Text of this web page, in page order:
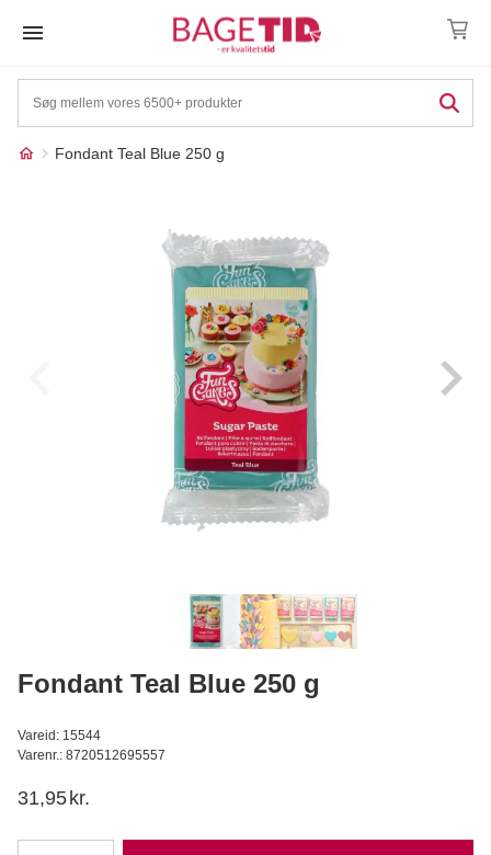
Fondant Teal Blue 250 g
disse produkter have din
Fondant Botanical Green 250 g
Læg i kurv
Fondant Teal Blue 250 g
Vareid: 15544
Varenr.: 8720512695557
31,95 kr.